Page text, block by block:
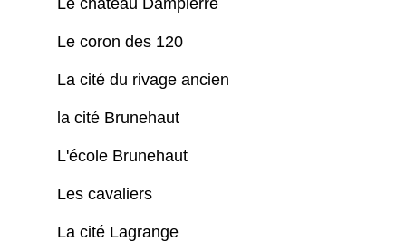
Le coron des 120
La cité du rivage ancien
la cité Brunehaut
L'école Brunehaut
Les cavaliers
La cité Lagrange